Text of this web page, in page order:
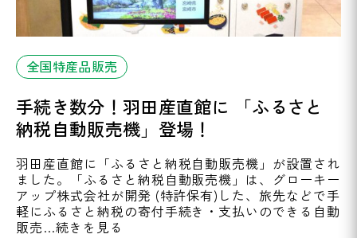
全国特産品販売
手続き数分！羽田産直館に 「ふるさと
納税自動販売機」登場！
羽田産直館に「ふるさと納税自動販売機」が設置され
ました。「ふるさと納税自動販売機」は、グローキー
アップ株式会社が開発 (特許保有)した、旅先などで手
軽にふるさと納税の寄付手続き・支払いのできる自動
販売…続きを見る